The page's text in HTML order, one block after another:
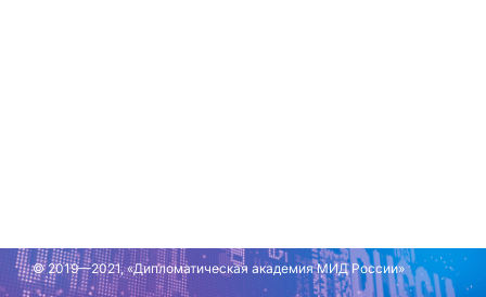
© 2019—2021, «Дипломатическая академия МИД России»